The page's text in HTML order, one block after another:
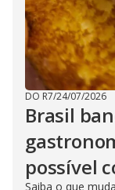
DO R7/24/07/2026
Brasil
possível
Saiba o que